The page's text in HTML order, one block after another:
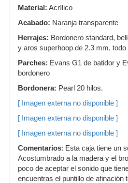
Material: Acrílico
Acabado: Naranja transparente
Herrajes: Bordonero standard,
y aros superhoop de 2.3 mm, todo
Parches: Evans G1 de batidor y
bordonero
Bordonera: Pearl 20 hilos.
[ Imagen externa no disponible ]
[ Imagen externa no disponible ]
[ Imagen externa no disponible ]
Comentarios: Esta caja tiene un
Acostumbrado a la madera y el
poco de aceptar el sonido que
encuentras el puntillo de afinación